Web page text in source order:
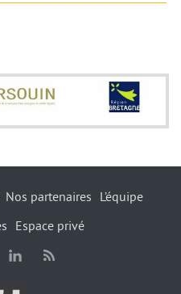
Nos partenaires
L’équipe
Espace privé